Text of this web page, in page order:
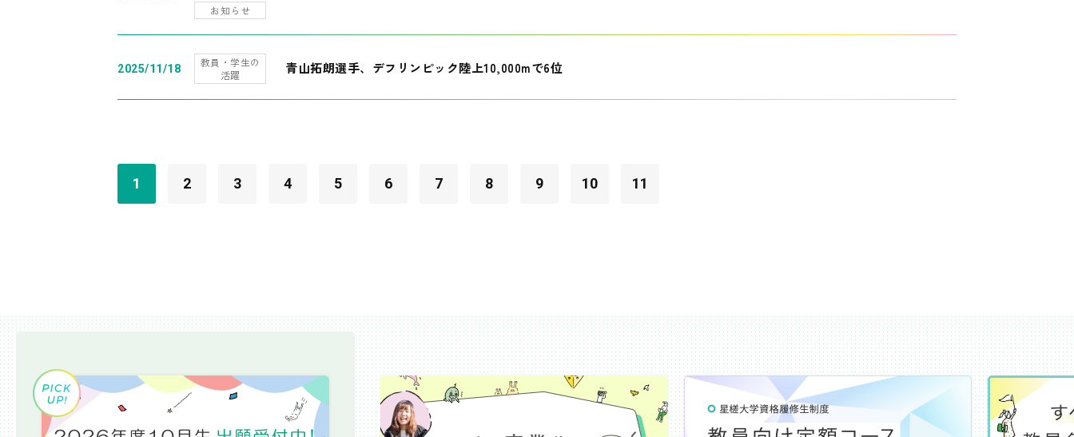
お知らせ
2025/11/18
教員・学生の
活躍
青山拓朗選手、デフリンピック陸上10,000mで6位
1 2 3 4 5 6 7 8 9 10 11